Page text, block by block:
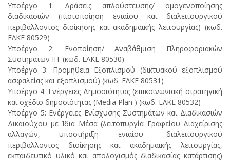
Υποέργο 1: Δράσεις απλούστευσης/ ομογενοποίησης
διαδικασιών (πιστοποίηση ενιαίου και διαλειτουργικού
περιβάλλοντος διοίκησης και ακαδημαϊκής λειτουργίας) (κωδ.
ΕΛΚΕ 80529)
Υποέργο 2: Ενοποίηση/ Αναβάθμιση Πληροφοριακών
Συστημάτων ΙΠ. (κωδ. ΕΛΚΕ 80530)
Υποέργο 3: Προμήθεια Εξοπλισμού (δικτυακού εξοπλισμού
ασφαλείας και εξοπλισμού) (κωδ. ΕΛΚΕ 80531)
Υποέργο 4: Ενέργειες Δημοσιότητας (επικοινωνιακή στρατηγική
και σχέδιο δημοσιότητας (Media Plan ) (κωδ. ΕΛΚΕ 80532)
Υποέργο 5: Ενέργειες Ενίσχυσης Συστημάτων και Διαδικασιών
Δικαιούχου με Ίδια Μέσα (λειτοπυργία Γραφείου Διαχείρισης
αλλαγών, υποστήριξη ενιαίου –διαλειτουργικού
περιβάλλοντος διοίκησης και ακαδημαϊκής λειτουργίας,
εκπαιδευτικό υλικό και απολογισμός διαδικασίας κατάρτισης)